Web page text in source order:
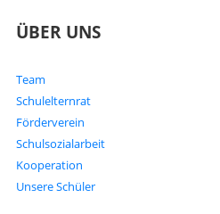
ÜBER UNS
Team
Schulelternrat
Förderverein
Schulsozialarbeit
Kooperation
Unsere Schüler